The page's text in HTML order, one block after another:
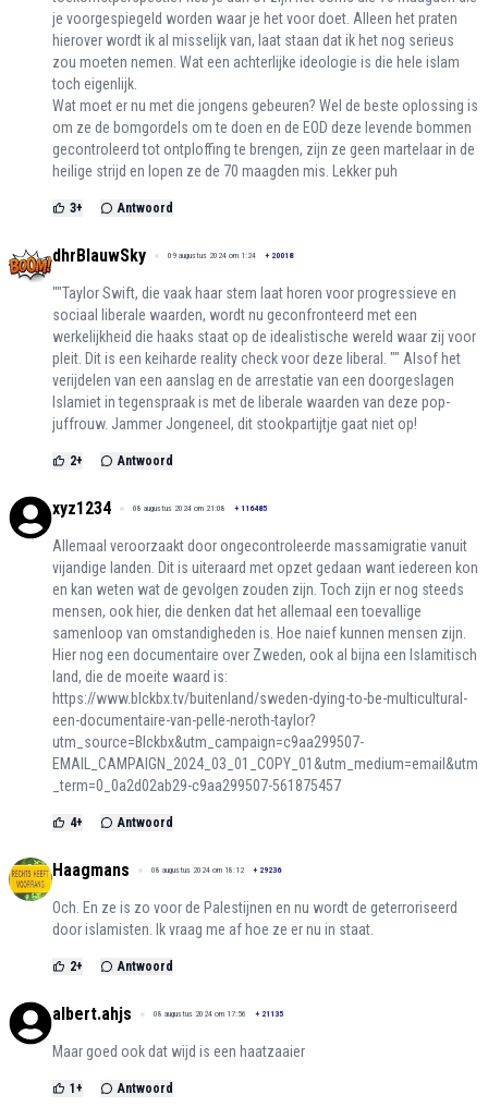
je voorgespiegeld worden waar je het voor doet. Alleen het praten
hierover wordt ik al misselijk van, laat staan dat ik het nog serieus
zou moeten nemen. Wat een achterlijke ideologie is die hele islam
toch eigenlijk.
Wat moet er nu met die jongens gebeuren? Wel de beste oplossing is
om ze de bomgordels om te doen en de EOD deze levende bommen
gecontroleerd tot ontploffing te brengen, zijn ze geen martelaar in de
heilige strijd en lopen ze de 70 maagden mis. Lekker puh
3+ Antwoord
dhrBlauwSky 09 augustus 2024 om 1:24 + 20018
""Taylor Swift, die vaak haar stem laat horen voor progressieve en
sociaal liberale waarden, wordt nu geconfronteerd met een
werkelijkheid die haaks staat op de idealistische wereld waar zij voor
pleit. Dit is een keiharde reality check voor deze liberal. "" Alsof het
verijdelen van een aanslag en de arrestatie van een doorgeslagen
Islamiet in tegenspraak is met de liberale waarden van deze pop-
juffrouw. Jammer Jongeneel, dit stookpartijtje gaat niet op!
2+ Antwoord
xyz1234 08 augustus 2024 om 21:08 + 116485
Allemaal veroorzaakt door ongecontroleerde massamigratie vanuit
vijandige landen. Dit is uiteraard met opzet gedaan want iedereen kon
en kan weten wat de gevolgen zouden zijn. Toch zijn er nog steeds
mensen, ook hier, die denken dat het allemaal een toevallige
samenloop van omstandigheden is. Hoe naief kunnen mensen zijn.
Hier nog een documentaire over Zweden, ook al bijna een Islamitisch
land, die de moeite waard is:
https://www.blckbx.tv/buitenland/sweden-dying-to-be-multicultural-
een-documentaire-van-pelle-neroth-taylor?
utm_source=Blckbx&utm_campaign=c9aa299507-
EMAIL_CAMPAIGN_2024_03_01_COPY_01&utm_medium=email&utm
_term=0_0a2d02ab29-c9aa299507-561875457
4+ Antwoord
Haagmans 08 augustus 2024 om 18:12 + 29236
Och. En ze is zo voor de Palestijnen en nu wordt de geterroriseerd
door islamisten. Ik vraag me af hoe ze er nu in staat.
2+ Antwoord
albert.ahjs 08 augustus 2024 om 17:56 + 21135
Maar goed ook dat wijd is een haatzaaier
1 + Antwoord